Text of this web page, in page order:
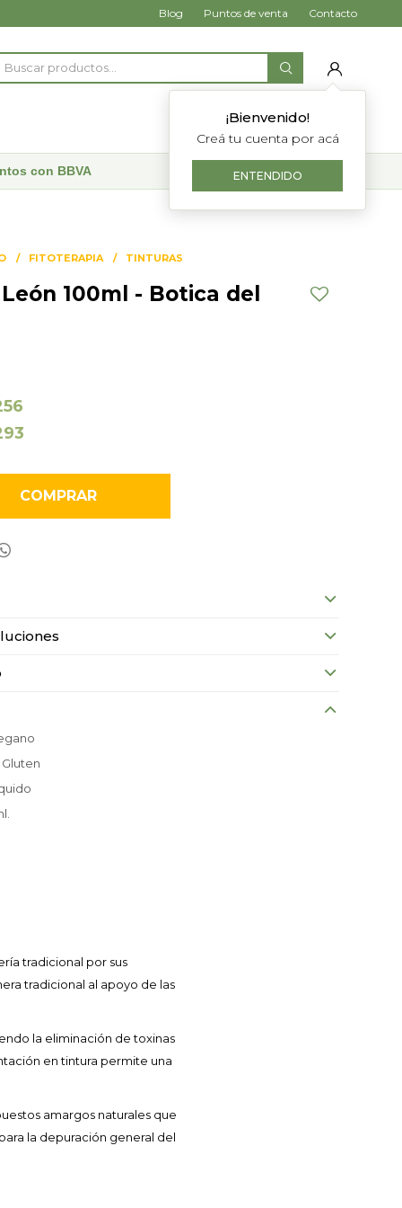
¡Bienvenido!
Creá tu cuenta por acá
ENTENDIDO
Blog Puntos de venta Contacto
con BBVA
FITOTERAPIA TINTURAS
100ml - Botica del
COMPRAR
Gluten
tradicional por sus
tradicional al apoyo de las
la eliminación de toxinas
en tintura permite una
amargos naturales que
la depuración general del